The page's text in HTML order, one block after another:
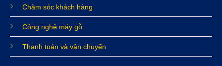
Chăm sóc khách hàng
Công nghệ máy gỗ
Thanh toán và vận chuyển